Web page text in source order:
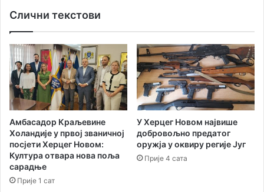
М
и
с
т
а
р
с
т
в
о
п
м
а
ђ
е
“
у
п
т
а
к
,
1
Слични текстови
Амбасадор Краљевине
Холандије у првој званичној
посјети Херцег Новом:
Култура отвара нова поља
сарадње
Прије 1 сат
У Херцег Новом највише
добровољно предатог
оружја у оквиру регије Југ
Прије 4 сата